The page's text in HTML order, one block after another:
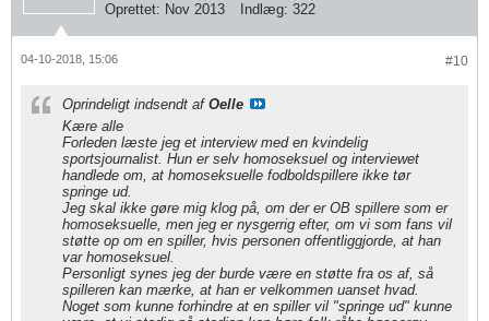
Oprettet: Nov 2013 Indlæg: 322
#10
04-10-2018, 15:06
Oprindeligt indsendt af Oelle
Kære alle
Forleden læste jeg et interview med en kvindelig
sportsjournalist. Hun er selv homoseksuel og interviewet
handlede om, at homoseksuelle fodboldspillere ikke tør
springe ud.
Jeg skal ikke gøre mig klog på, om der er OB spillere som er
homoseksuelle, men jeg er nysgerrig efter, om vi som fans vil
støtte op om en spiller, hvis personen offentliggjorde, at han
var homoseksuel.
Personligt synes jeg der burde være en støtte fra os af, så
spilleren kan mærke, at han er velkommen uanset hvad.
Noget som kunne forhindre at en spiller vil "springe ud" kunne